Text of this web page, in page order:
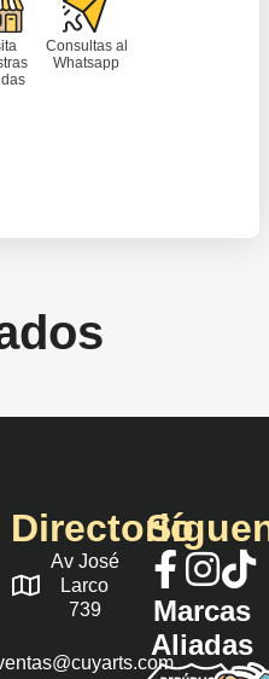
Consultas al
Whatsapp
Directorio
Av José
Larco
739
Marcas
Aliadas